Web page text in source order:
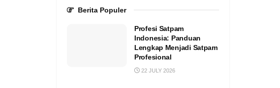
Berita Populer
Profesi Satpam
Indonesia: Panduan
Lengkap Menjadi Satpam
Profesional
22 JULY 2026